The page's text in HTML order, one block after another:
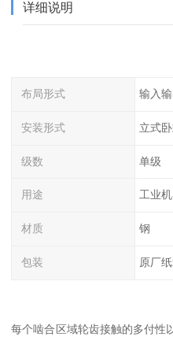
详细说明
布局形式 输入
安装形式 立式
级数 单级
用途 工业
材质 钢
包装 原厂
每个啮合区域轮齿接触的多付性